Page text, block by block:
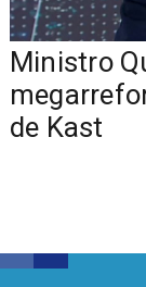
Ministro
de Kast